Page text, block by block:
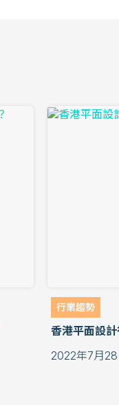
行業趨勢
香港平面設
2022年7月28